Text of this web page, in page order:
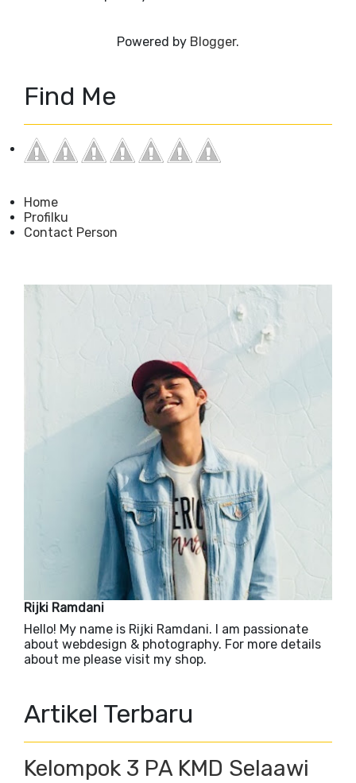
Powered by Blogger.
Find Me
Home
Profilku
Contact Person
Rijki Ramdani
Hello! My name is Rijki Ramdani. I am passionate
about webdesign & photography. For more details
about me please visit my shop.
Artikel Terbaru
Kelompok 3 PA KMD Selaawi